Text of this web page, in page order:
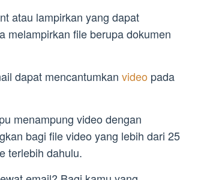
atau lampirkan yang dapat
melampirkan file berupa dokumen
dapat mencantumkan video pada
menampung video dengan
bagi file video yang lebih dari 25
terlebih dahulu.